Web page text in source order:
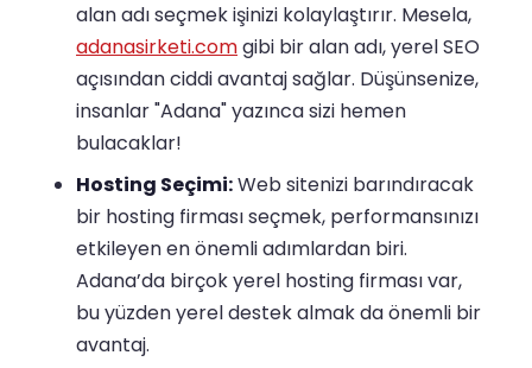
alan adı seçmek işinizi kolaylaştırır. Mesela,
adanasirketi.comgibi bir alan adı, yerel SEO
açısından ciddi avantaj sağlar. Düşünsenize,
insanlar "Adana" yazınca sizi hemen
bulacaklar!
Hosting Seçimi:Web sitenizi barındıracak
bir hosting firması seçmek, performansınızı
etkileyen en önemli adımlardan biri.
Adana’da birçok yerel hosting firması var,
bu yüzden yerel destek almak da önemli bir
avantaj.